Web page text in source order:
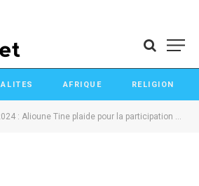
AFRIQUE RELIGION
: Alioune Tine plaide pour la participation de Sonko